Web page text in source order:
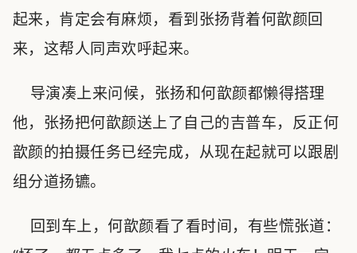
起来，肯定会有麻烦，看到张扬背着何歆颜回
来，这帮人同声欢呼起来。
导演凑上来问候，张扬和何歆颜都懒得搭理
他，张扬把何歆颜送上了自己的吉普车，反正何
歆颜的拍摄任务已经完成，从现在起就可以跟剧
组分道扬镳。
回到车上，何歆颜看了看时间，有些慌张道：